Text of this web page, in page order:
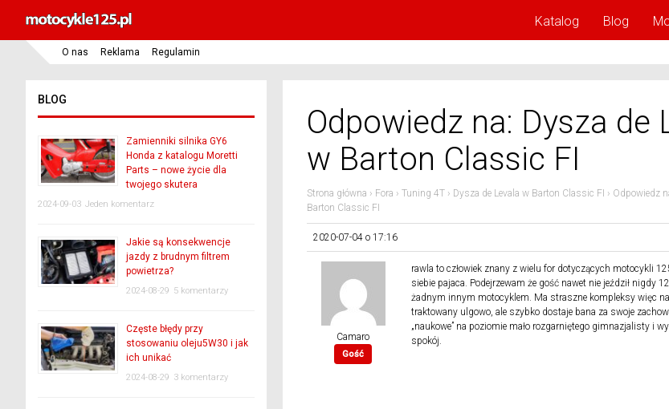
Katalog Blog
O nas Reklama Regulamin
Odpowiedz na: Dysza de
w Barton Classic FI
Strona główna › Fora › Tuning 4T › Dysza de Levala w Barton Classic FI › Odpowiedz
Barton Classic FI
2020-07-04 o 17:16
Camaro
Gość
rawla to człowiek znany z wielu for dotyczących motocykli
siebie pajaca. Podejrzewam że gość nawet nie jeździł nigdy
żadnym innym motocyklem. Ma straszne kompleksy więc
traktowany ulgowo, ale szybko dostaje bana za swoje
„naukowe” na poziomie mało rozgarniętego gimnazjalisty i
spokój.
BLOG
Zamienniki silnika GY6
Honda z katalogu Moretti
Parts – nowe życie dla
twojego skutera
2024-09-03 Jeden komentarz
Jakie są konsekwencje
jazdy z brudnym filtrem
powietrza?
2024-08-29 5 komentarzy
Częste błędy przy
stosowaniu oleju5W30 i jak
ich unikać
2024-08-29 3 komentarzy